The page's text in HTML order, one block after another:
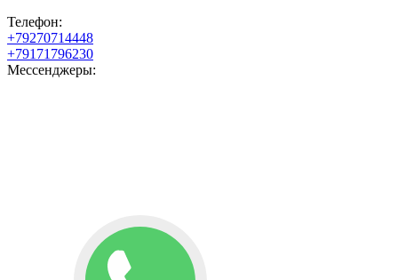
Телефон:
+79270714448
+79171796230
Мессенджеры: